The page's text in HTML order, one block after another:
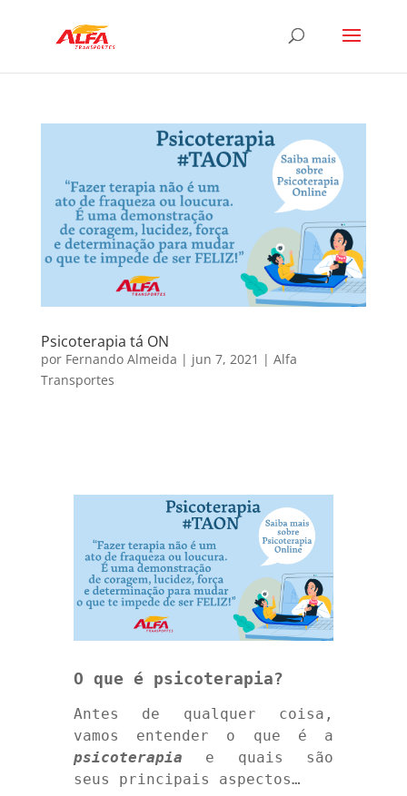
Psicoterapia tá ON
por Fernando Almeida | jun 7, 2021 | Alfa
Transportes
O que é psicoterapia?
Antes de qualquer coisa,
vamos entender o que é a
psicoterapia e quais são
seus principais aspectos…